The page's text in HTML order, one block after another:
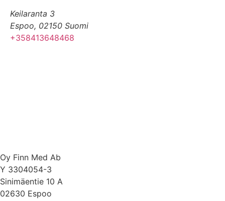
Keilaranta 3
Espoo, 02150 Suomi
+358413648468
Oy Finn Med Ab
Y 3304054-3
Sinimäentie 10 A
02630 Espoo